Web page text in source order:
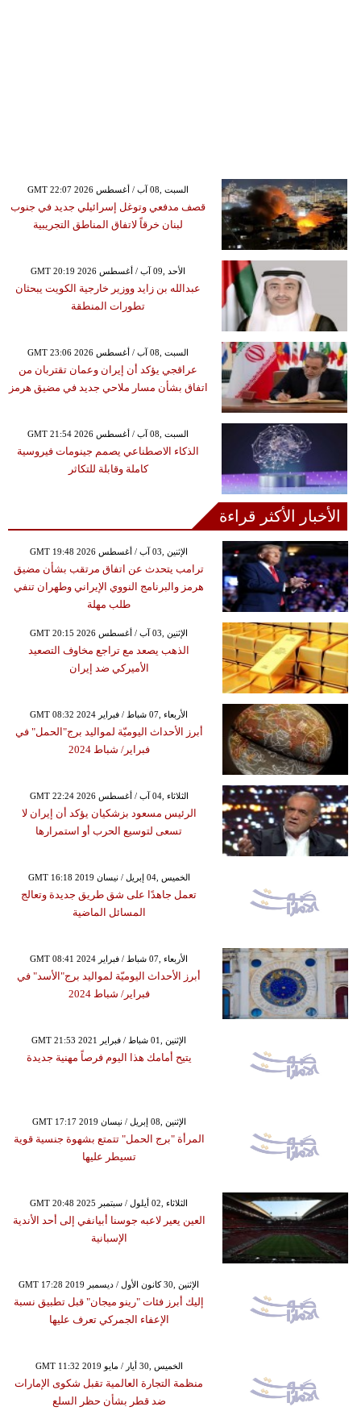
GMT 22:07 2026 السبت ,08 آب / أغسطس
قصف مدفعي وتوغل إسرائيلي جديد في جنوب
لبنان خرقاً لاتفاق المناطق التجريبية
GMT 20:19 2026 الأحد ,09 آب / أغسطس
عبدالله بن زايد ووزير خارجية الكويت يبحثان
تطورات المنطقة
GMT 23:06 2026 السبت ,08 آب / أغسطس
عراقجي يؤكد أن إيران وعمان تقتربان من
اتفاق بشأن مسار ملاحي جديد في مضيق هرمز
GMT 21:54 2026 السبت ,08 آب / أغسطس
الذكاء الاصطناعي يصمم جينومات فيروسية
كاملة وقابلة للتكاثر
الأخبار الأكثر قراءة
GMT 19:48 2026 الإثنين ,03 آب / أغسطس
ترامب يتحدث عن اتفاق مرتقب بشأن مضيق
هرمز والبرنامج النووي الإيراني وطهران تنفي
طلب مهلة
GMT 20:15 2026 الإثنين ,03 آب / أغسطس
الذهب يصعد مع تراجع مخاوف التصعيد
الأميركي ضد إيران
GMT 08:32 2024 الأربعاء ,07 شباط / فبراير
أبرز الأحداث اليوميّة لمواليد برج"الحمل" في
فبراير/ شباط 2024
GMT 22:24 2026 الثلاثاء ,04 آب / أغسطس
الرئيس مسعود بزشكيان يؤكد أن إيران لا
تسعى لتوسيع الحرب أو استمرارها
GMT 16:18 2019 الخميس ,04 إبريل / نيسان
تعمل جاهدًا على شق طريق جديدة وتعالج
المسائل الماضية
GMT 08:41 2024 الأربعاء ,07 شباط / فبراير
أبرز الأحداث اليوميّة لمواليد برج"الأسد" في
فبراير/ شباط 2024
GMT 21:53 2021 الإثنين ,01 شباط / فبراير
يتيح أمامك هذا اليوم فرصاً مهنية جديدة
GMT 17:17 2019 الإثنين ,08 إبريل / نيسان
المرأة "برج الحمل" تتمتع بشهوة جنسية قوية
تسيطر عليها
GMT 20:48 2025 الثلاثاء ,02 أيلول / سبتمبر
العين يعير لاعبه جوسنا أبيانفي إلى أحد الأندية
الإسبانية
GMT 17:28 2019 الإثنين ,30 كانون الأول / ديسمبر
إليك أبرز فئات "رينو ميجان" قبل تطبيق نسبة
الإعفاء الجمركي تعرف عليها
GMT 11:32 2019 الخميس ,30 أيار / مايو
منظمة التجارة العالمية تقبل شكوى الإمارات
ضد قطر بشأن حظر السلع